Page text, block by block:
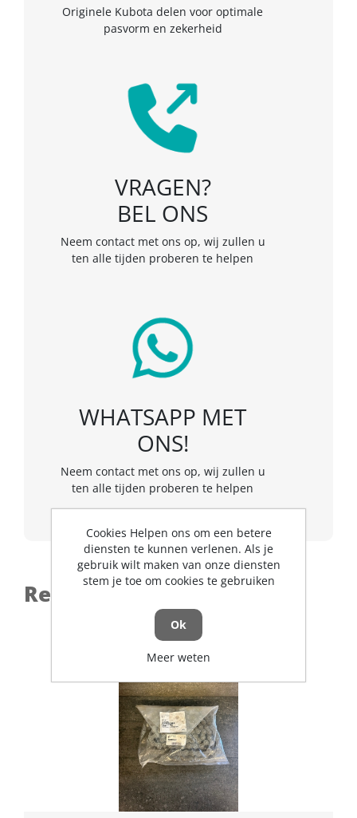
Originele Kubota delen voor optimale
pasvorm en zekerheid
VRAGEN?
BEL ONS
Neem contact met ons op, wij zullen u
ten alle tijden proberen te helpen
WHATSAPP MET
ONS!
Neem contact met ons op, wij zullen u
ten alle tijden proberen te helpen
Recent toegevoegd
Cookies Helpen ons om een betere
diensten te kunnen verlenen. Als je
gebruik wilt maken van onze diensten
stem je toe om cookies te gebruiken
Ok
Meer weten